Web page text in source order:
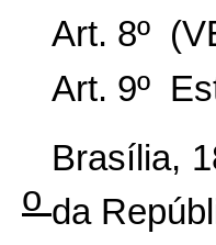
Art. 8º
Art. 9º
Brasília,
o da